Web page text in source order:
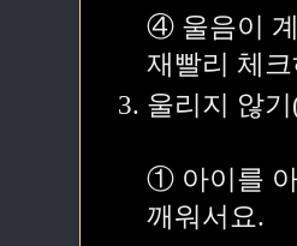
④ 울음이
재빨리 체
울리지 않
① 아이를
깨워서요.